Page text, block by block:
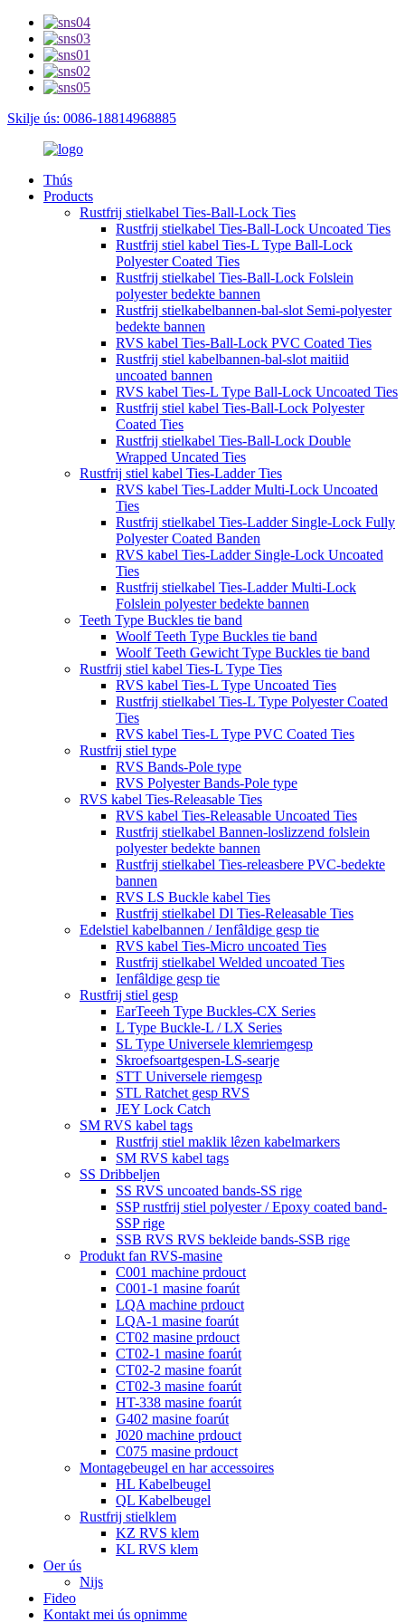
Skilje ús: 0086-18814968885
Thús
Products
Rustfrij stielkabel Ties-Ball-Lock Ties
Rustfrij stielkabel Ties-Ball-Lock Uncoated Ties
Rustfrij stiel kabel Ties-L Type Ball-Lock
Polyester Coated Ties
Rustfrij stielkabel Ties-Ball-Lock Folslein
polyester bedekte bannen
Rustfrij stielkabelbannen-bal-slot Semi-polyester
bedekte bannen
RVS kabel Ties-Ball-Lock PVC Coated Ties
Rustfrij stiel kabelbannen-bal-slot maitiid
uncoated bannen
RVS kabel Ties-L Type Ball-Lock Uncoated Ties
Rustfrij stiel kabel Ties-Ball-Lock Polyester
Coated Ties
Rustfrij stielkabel Ties-Ball-Lock Double
Wrapped Uncated Ties
Rustfrij stiel kabel Ties-Ladder Ties
RVS kabel Ties-Ladder Multi-Lock Uncoated
Ties
Rustfrij stielkabel Ties-Ladder Single-Lock Fully
Polyester Coated Banden
RVS kabel Ties-Ladder Single-Lock Uncoated
Ties
Rustfrij stielkabel Ties-Ladder Multi-Lock
Folslein polyester bedekte bannen
Teeth Type Buckles tie band
Woolf Teeth Type Buckles tie band
Woolf Teeth Gewicht Type Buckles tie band
Rustfrij stiel kabel Ties-L Type Ties
RVS kabel Ties-L Type Uncoated Ties
Rustfrij stielkabel Ties-L Type Polyester Coated
Ties
RVS kabel Ties-L Type PVC Coated Ties
Rustfrij stiel type
RVS Bands-Pole type
RVS Polyester Bands-Pole type
RVS kabel Ties-Releasable Ties
RVS kabel Ties-Releasable Uncoated Ties
Rustfrij stielkabel Bannen-loslizzend folslein
polyester bedekte bannen
Rustfrij stielkabel Ties-releasbere PVC-bedekte
bannen
RVS LS Buckle kabel Ties
Rustfrij stielkabel Dl Ties-Releasable Ties
Edelstiel kabelbannen / Ienfâldige gesp tie
RVS kabel Ties-Micro uncoated Ties
Rustfrij stielkabel Welded uncoated Ties
Ienfâldige gesp tie
Rustfrij stiel gesp
EarTeeeh Type Buckles-CX Series
L Type Buckle-L / LX Series
SL Type Universele klemriemgesp
Skroefsoartgespen-LS-searje
STT Universele riemgesp
STL Ratchet gesp RVS
JEY Lock Catch
SM RVS kabel tags
Rustfrij stiel maklik lêzen kabelmarkers
SM RVS kabel tags
SS Dribbeljen
SS RVS uncoated bands-SS rige
SSP rustfrij stiel polyester / Epoxy coated band-
SSP rige
SSB RVS RVS bekleide bands-SSB rige
Produkt fan RVS-masine
C001 machine prdouct
C001-1 masine foarút
LQA machine prdouct
LQA-1 masine foarút
CT02 masine prdouct
CT02-1 masine foarút
CT02-2 masine foarút
CT02-3 masine foarút
HT-338 masine foarút
G402 masine foarút
J020 machine prdouct
C075 masine prdouct
Montagebeugel en har accessoires
HL Kabelbeugel
QL Kabelbeugel
Rustfrij stielklem
KZ RVS klem
KL RVS klem
Oer ús
Nijs
Fideo
Kontakt mei ús opnimme